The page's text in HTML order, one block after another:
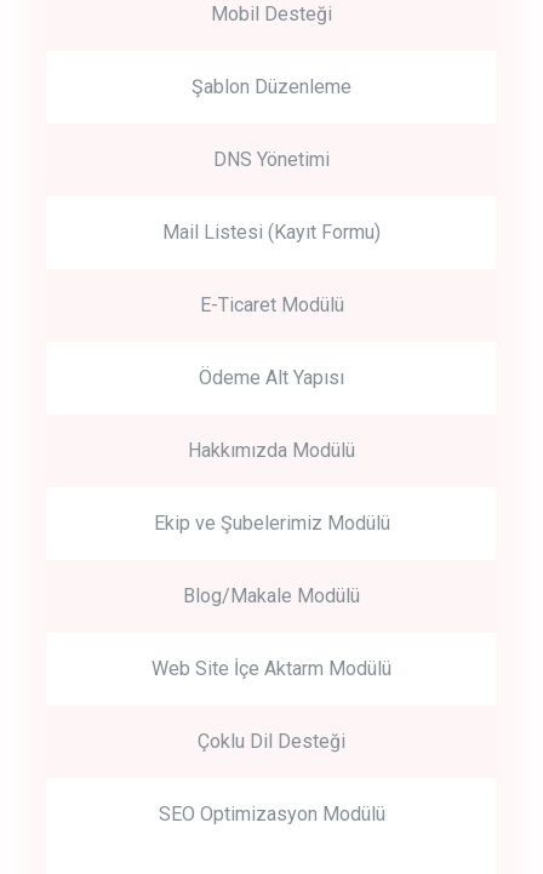
Mobil Desteği
Şablon Düzenleme
DNS Yönetimi
Mail Listesi (Kayıt Formu)
E-Ticaret Modülü
Ödeme Alt Yapısı
Hakkımızda Modülü
Ekip ve Şubelerimiz Modülü
Blog/Makale Modülü
Web Site İçe Aktarm Modülü
Çoklu Dil Desteği
SEO Optimizasyon Modülü